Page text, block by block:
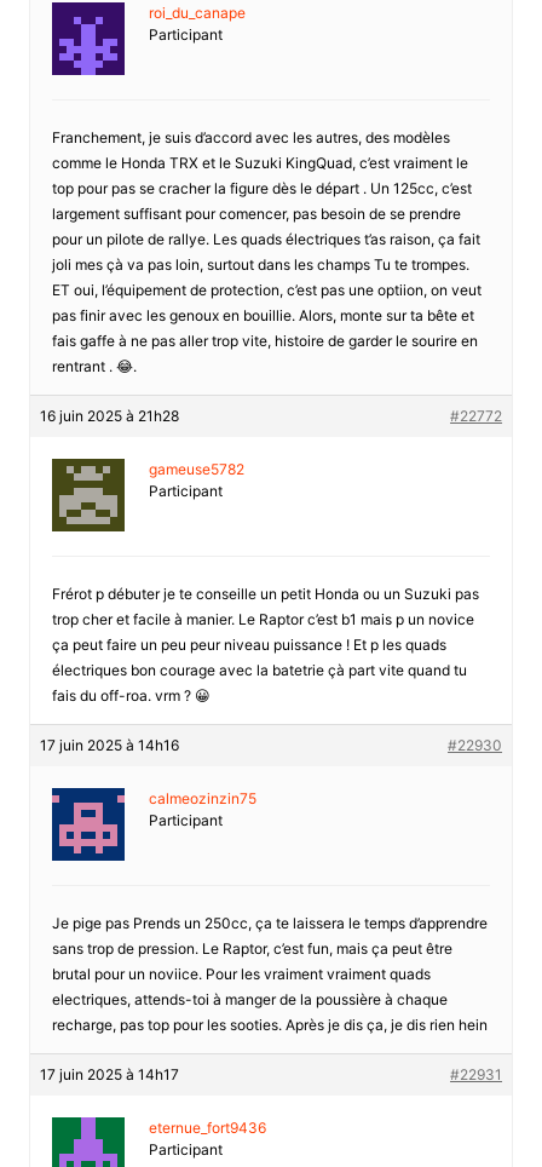
roi_du_canape
Participant
Franchement, je suis d’accord avec les autres, des modèles
comme le Honda TRX et le Suzuki KingQuad, c’est vraiment le
top pour pas se cracher la figure dès le départ . Un 125cc, c’est
largement suffisant pour comencer, pas besoin de se prendre
pour un pilote de rallye. Les quads électriques t’as raison, ça fait
joli mes çà va pas loin, surtout dans les champs Tu te trompes.
ET oui, l’équipement de protection, c’est pas une optiion, on veut
pas finir avec les genoux en bouillie. Alors, monte sur ta bête et
fais gaffe à ne pas aller trop vite, histoire de garder le sourire en
rentrant . 😂.
16 juin 2025 à 21h28 #22772
gameuse5782
Participant
Frérot p débuter je te conseille un petit Honda ou un Suzuki pas
trop cher et facile à manier. Le Raptor c’est b1 mais p un novice
ça peut faire un peu peur niveau puissance ! Et p les quads
électriques bon courage avec la batetrie çà part vite quand tu
fais du off-roa. vrm ? 😀
17 juin 2025 à 14h16 #22930
calmeozinzin75
Participant
Je pige pas Prends un 250cc, ça te laissera le temps d’apprendre
sans trop de pression. Le Raptor, c’est fun, mais ça peut être
brutal pour un noviice. Pour les vraiment vraiment quads
electriques, attends-toi à manger de la poussière à chaque
recharge, pas top pour les sooties. Après je dis ça, je dis rien hein
17 juin 2025 à 14h17 #22931
eternue_fort9436
Participant